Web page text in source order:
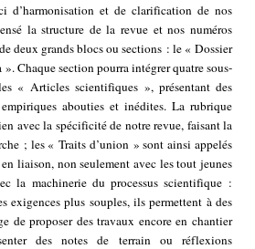
d’harmonisation et de clarification de nos
la structure de la revue et nos numéros
deux grands blocs ou sections : le « Dossier
Chaque section pourra intégrer quatre sous-
« Articles scientifiques », présentant des
abouties et inédites. La rubrique
avec la spécificité de notre revue, faisant la
; les « Traits d’union » sont ainsi appelés
liaison, non seulement avec les tout jeunes
la machinerie du processus scientifique :
exigences plus souples, ils permettent à des
de proposer des travaux encore en chantier
des notes de terrain ou réflexions